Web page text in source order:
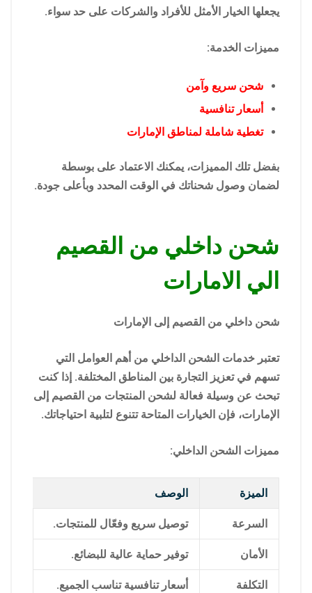
يجعلها الخيار الأمثل للأفراد والشركات على حد سواء.
مميزات الخدمة:
شحن سريع وآمن
أسعار تنافسية
تغطية شاملة لمناطق الإمارات
بفضل تلك المميزات، يمكنك الاعتماد على بوسطة
لضمان وصول شحناتك في الوقت المحدد وبأعلى جودة.
شحن داخلي من القصيم
الي الامارات
شحن داخلي من القصيم إلى الإمارات
تعتبر خدمات الشحن الداخلي من أهم العوامل التي
تسهم في تعزيز التجارة بين المناطق المختلفة. إذا كنت
تبحث عن وسيلة فعالة لشحن المنتجات من القصيم إلى
الإمارات، فإن الخيارات المتاحة تتنوع لتلبية احتياجاتك.
مميزات الشحن الداخلي:
الميزة الوصف
السرعة توصيل سريع وفعّال للمنتجات.
الأمان توفير حماية عالية للبضائع.
التكلفة أسعار تنافسية تناسب الجميع.